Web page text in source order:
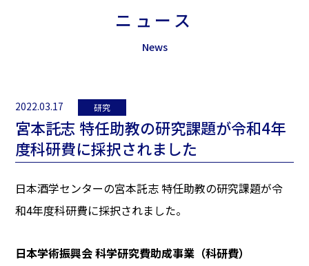
ニュース
News
2022.03.17 研究
宮本託志 特任助教の研究課題が令和4年
度科研費に採択されました
日本酒学センターの宮本託志 特任助教の研究課題が令
和4年度科研費に採択されました。
日本学術振興会 科学研究費助成事業（科研費）